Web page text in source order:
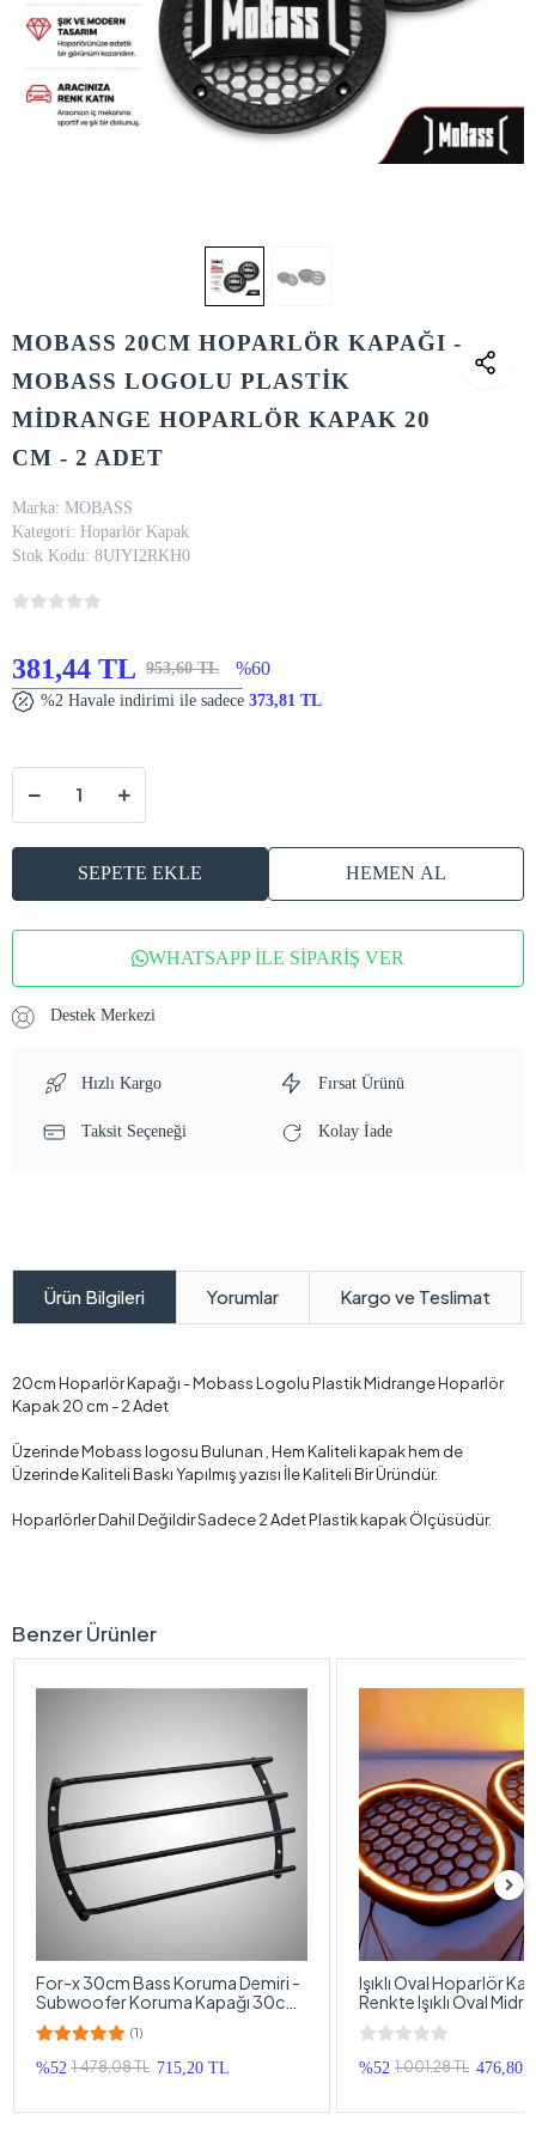
MOBASS 20CM HOPARLÖR KAPAĞI -
MOBASS LOGOLU PLASTİK
MİDRANGE HOPARLÖR KAPAK 20
CM - 2 ADET
Marka: MOBASS
Kategori: Hoparlör Kapak
Stok Kodu: 8UIYI2RKH0
381,44 TL 953,60 TL %60
%2 Havale indirimi ile sadece 373,81 TL
SEPETE EKLE HEMEN AL
WHATSAPP İLE SİPARİŞ VER
Destek Merkezi
Hızlı Kargo Fırsat Ürünü
Taksit Seçeneği Kolay İade
Ürün Bilgileri Yorumlar Kargo ve Teslimat
20cm Hoparlör Kapağı - Mobass Logolu Plastik Midrange Hoparlör
Kapak 20 cm - 2 Adet
Üzerinde Mobass logosu Bulunan , Hem Kaliteli kapak hem de
Üzerinde Kaliteli Baskı Yapılmış yazısı İle Kaliteli Bir Üründür.
Hoparlörler Dahil Değildir Sadece 2 Adet Plastik kapak Ölçüsüdür.
Benzer Ürünler
For-x 30cm Bass Koruma Demiri -
Subwoofer Koruma Kapağı 30cm
- 1 Adet
(1)
%52 1.478,08 TL 715,20 TL
Işıklı Oval Hoparlör
Renkte Işıklı Oval
1 Takım
%52 1.001,28 TL 476,80